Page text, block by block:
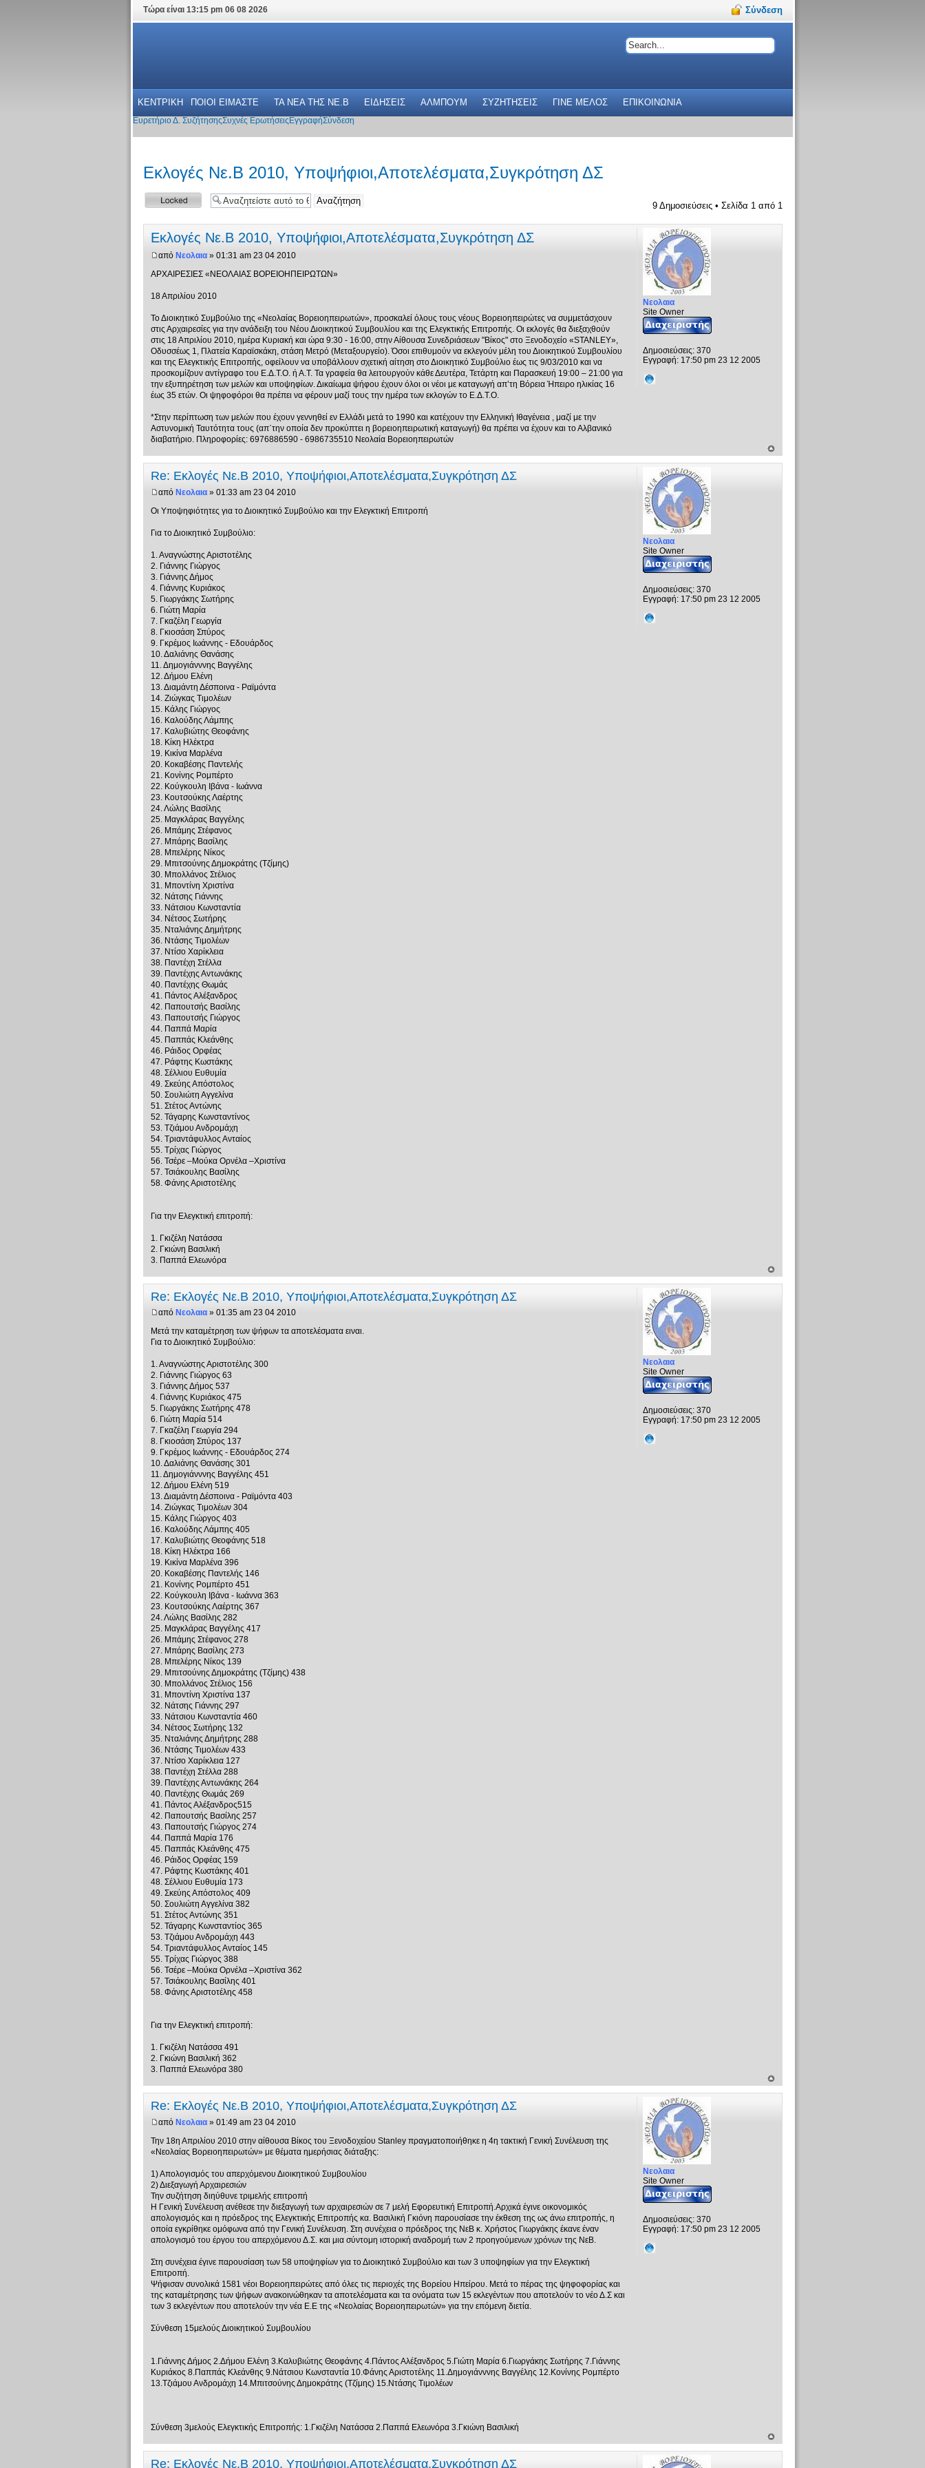
Τώρα είναι 13:15 pm 06 08 2026 Σύνδεση
ΚΕΝΤΡΙΚΗ ΠΟΙΟΙ ΕΙΜΑΣΤΕ ΤΑ ΝΕΑ THΣ NE.B ΕΙΔΗΣΕΙΣ ΑΛΜΠΟΥΜ ΣΥΖΗΤΗΣΕΙΣ ΓΙΝΕ ΜΕΛΟΣ ΕΠΙΚΟΙΝΩΝΙΑ
Ευρετήριο Δ. ΣυζήτησηςΣυχνές Ερωτήσεις ΕγγραφήΣύνδεση
Εκλογές Νε.Β 2010, Υποψήφιοι,Αποτελέσματα,Συγκρότηση ΔΣ
Το θέμα
κλειδώθηκε
9 Δημοσιεύσεις • Σελίδα 1από 1
Εκλογές Νε.Β 2010, Υποψήφιοι,Αποτελέσματα,Συγκρότηση ΔΣ
από Νεολαια» 01:31 am 23 04 2010
ΑΡΧΑΙΡΕΣΙΕΣ «ΝΕΟΛΑΙΑΣ ΒΟΡΕΙΟΗΠΕΙΡΩΤΩΝ»
18 Απριλίου 2010
Το Διοικητικό Συμβούλιο της «Νεολαίας Βορειοηπειρωτών», προσκαλεί όλους τους νέους Βορειοηπειρώτες να συμμετάσχουν
στις Αρχαιρεσίες για την ανάδειξη του Νέου Διοικητικού Συμβουλίου και της Ελεγκτικής Επιτροπής. Οι εκλογές θα διεξαχθούν
στις 18 Απριλίου 2010, ημέρα Κυριακή και ώρα 9:30 - 16:00, στην Αίθουσα Συνεδριάσεων "Βίκος" στο Ξενοδοχείο «STANLEY»,
Οδυσσέως 1, Πλατεία Καραϊσκάκη, στάση Μετρό (Μεταξουργείο). Όσοι επιθυμούν να εκλεγούν μέλη του Διοικητικού Συμβουλίου
και της Ελεγκτικής Επιτροπής, οφείλουν να υποβάλλουν σχετική αίτηση στο Διοικητικό Συμβούλιο έως τις 9/03/2010 και να
προσκομίζουν αντίγραφο του Ε.Δ.Τ.Ο. ή Α.Τ. Τα γραφεία θα λειτουργούν κάθε Δευτέρα, Τετάρτη και Παρασκευή 19:00 – 21:00 για
την εξυπηρέτηση των μελών και υποψηφίων. Δικαίωμα ψήφου έχουν όλοι οι νέοι με καταγωγή απ’τη Βόρεια Ήπειρο ηλικίας 16
έως 35 ετών. Οι ψηφοφόροι θα πρέπει να φέρουν μαζί τους την ημέρα των εκλογών το Ε.Δ.Τ.Ο.
*Στην περίπτωση των μελών που έχουν γεννηθεί εν Ελλάδι μετά το 1990 και κατέχουν την Ελληνική Ιθαγένεια , μαζί με την
Αστυνομική Ταυτότητα τους (απ΄την οποία δεν προκύπτει η βορειοηπειρωτική καταγωγή) θα πρέπει να έχουν και το Αλβανικό
διαβατήριο. Πληροφορίες: 6976886590 - 6986735510 Νεολαία Βορειοηπειρωτών
Νεολαια
Site Owner
Δημοσιεύσεις:370
Εγγραφή:17:50 pm 23 12 2005
Re: Εκλογές Νε.Β 2010, Υποψήφιοι,Αποτελέσματα,Συγκρότηση ΔΣ
από Νεολαια» 01:33 am 23 04 2010
Οι Υποψηφιότητες για το Διοικητικό Συμβούλιο και την Ελεγκτική Επιτροπή
Για το Διοικητικό Συμβούλιο:
1. Αναγνώστης Αριστοτέλης
2. Γιάννης Γιώργος
3. Γιάννης Δήμος
4. Γιάννης Κυριάκος
5. Γιωργάκης Σωτήρης
6. Γιώτη Μαρία
7. Γκαζέλη Γεωργία
8. Γκιοσάση Σπύρος
9. Γκρέμος Ιωάννης - Εδουάρδος
10. Δαλιάνης Θανάσης
11. Δημογιάνννης Βαγγέλης
12. Δήμου Ελένη
13. Διαμάντη Δέσποινα - Ραϊμόντα
14. Ζιώγκας Τιμολέων
15. Κάλης Γιώργος
16. Καλούδης Λάμπης
17. Καλυβιώτης Θεοφάνης
18. Κίκη Ηλέκτρα
19. Κικίνα Μαρλένα
20. Κοκαβέσης Παντελής
21. Κονίνης Ρομπέρτο
22. Κούγκουλη Ιβάνα - Ιωάννα
23. Κουτσούκης Λαέρτης
24. Λώλης Βασίλης
25. Μαγκλάρας Βαγγέλης
26. Μπάμης Στέφανος
27. Μπάρης Βασίλης
28. Μπελέρης Νίκος
29. Μπιτσούνης Δημοκράτης (Τζίμης)
30. Μπολλάνος Στέλιος
31. Μποντίνη Χριστίνα
32. Νάτσης Γιάννης
33. Νάτσιου Κωνσταντία
34. Νέτσος Σωτήρης
35. Νταλιάνης Δημήτρης
36. Ντάσης Τιμολέων
37. Ντίσο Χαρίκλεια
38. Παντέχη Στέλλα
39. Παντέχης Αντωνάκης
40. Παντέχης Θωμάς
41. Πάντος Αλέξανδρος
42. Παπουτσής Βασίλης
43. Παπουτσής Γιώργος
44. Παππά Μαρία
45. Παππάς Κλεάνθης
46. Ράιδος Ορφέας
47. Ράφτης Κωστάκης
48. Σέλλιου Ευθυμία
49. Σκεύης Απόστολος
50. Σουλιώτη Αγγελίνα
51. Στέτος Αντώνης
52. Τάγαρης Κωνσταντίνος
53. Τζιάμου Ανδρομάχη
54. Τριαντάφυλλος Ανταίος
55. Τρίχας Γιώργος
56. Τσέρε –Μούκα Ορνέλα –Χριστίνα
57. Τσιάκουλης Βασίλης
58. Φάνης Αριστοτέλης
Για την Ελεγκτική επιτροπή:
1. Γκιζέλη Νατάσσα
2. Γκιώνη Βασιλική
3. Παππά Ελεωνόρα
Νεολαια
Site Owner
Δημοσιεύσεις:370
Εγγραφή:17:50 pm 23 12 2005
Re: Εκλογές Νε.Β 2010, Υποψήφιοι,Αποτελέσματα,Συγκρότηση ΔΣ
από Νεολαια» 01:35 am 23 04 2010
Μετά την καταμέτρηση των ψήφων τα αποτελέσματα ειναι.
Για το Διοικητικό Συμβούλιο:
1. Αναγνώστης Αριστοτέλης 300
2. Γιάννης Γιώργος 63
3. Γιάννης Δήμος 537
4. Γιάννης Κυριάκος 475
5. Γιωργάκης Σωτήρης 478
6. Γιώτη Μαρία 514
7. Γκαζέλη Γεωργία 294
8. Γκιοσάση Σπύρος 137
9. Γκρέμος Ιωάννης - Εδουάρδος 274
10. Δαλιάνης Θανάσης 301
11. Δημογιάνννης Βαγγέλης 451
12. Δήμου Ελένη 519
13. Διαμάντη Δέσποινα - Ραϊμόντα 403
14. Ζιώγκας Τιμολέων 304
15. Κάλης Γιώργος 403
16. Καλούδης Λάμπης 405
17. Καλυβιώτης Θεοφάνης 518
18. Κίκη Ηλέκτρα 166
19. Κικίνα Μαρλένα 396
20. Κοκαβέσης Παντελής 146
21. Κονίνης Ρομπέρτο 451
22. Κούγκουλη Ιβάνα - Ιωάννα 363
23. Κουτσούκης Λαέρτης 367
24. Λώλης Βασίλης 282
25. Μαγκλάρας Βαγγέλης 417
26. Μπάμης Στέφανος 278
27. Μπάρης Βασίλης 273
28. Μπελέρης Νίκος 139
29. Μπιτσούνης Δημοκράτης (Τζίμης) 438
30. Μπολλάνος Στέλιος 156
31. Μποντίνη Χριστίνα 137
32. Νάτσης Γιάννης 297
33. Νάτσιου Κωνσταντία 460
34. Νέτσος Σωτήρης 132
35. Νταλιάνης Δημήτρης 288
36. Ντάσης Τιμολέων 433
37. Ντίσο Χαρίκλεια 127
38. Παντέχη Στέλλα 288
39. Παντέχης Αντωνάκης 264
40. Παντέχης Θωμάς 269
41. Πάντος Αλέξανδρος515
42. Παπουτσής Βασίλης 257
43. Παπουτσής Γιώργος 274
44. Παππά Μαρία 176
45. Παππάς Κλεάνθης 475
46. Ράιδος Ορφέας 159
47. Ράφτης Κωστάκης 401
48. Σέλλιου Ευθυμία 173
49. Σκεύης Απόστολος 409
50. Σουλιώτη Αγγελίνα 382
51. Στέτος Αντώνης 351
52. Τάγαρης Κωνσταντίος 365
53. Τζιάμου Ανδρομάχη 443
54. Τριαντάφυλλος Ανταίος 145
55. Τρίχας Γιώργος 388
56. Τσέρε –Μούκα Ορνέλα –Χριστίνα 362
57. Τσιάκουλης Βασίλης 401
58. Φάνης Αριστοτέλης 458
Για την Ελεγκτική επιτροπή:
1. Γκιζέλη Νατάσσα 491
2. Γκιώνη Βασιλική 362
3. Παππά Ελεωνόρα 380
Νεολαια
Site Owner
Δημοσιεύσεις:370
Εγγραφή:17:50 pm 23 12 2005
Re: Εκλογές Νε.Β 2010, Υποψήφιοι,Αποτελέσματα,Συγκρότηση ΔΣ
από Νεολαια» 01:49 am 23 04 2010
Την 18η Απριλίου 2010 στην αίθουσα Βίκος του Ξενοδοχείου Stanley πραγματοποιήθηκε η 4η τακτική Γενική Συνέλευση της
«Νεολαίας Βορειοηπειρωτών» με θέματα ημερήσιας διάταξης:
1) Απολογισμός του απερχόμενου Διοικητικού Συμβουλίου
2) Διεξαγωγή Αρχαιρεσιών
Την συζήτηση διηύθυνε τριμελής επιτροπή
Η Γενική Συνέλευση ανέθεσε την διεξαγωγή των αρχαιρεσιών σε 7 μελή Εφορευτική Επιτροπή.Αρχικά έγινε οικονομικός
απολογισμός και η πρόεδρος της Ελεγκτικής Επιτροπής κα. Βασιλική Γκιόνη παρουσίασε την έκθεση της ως άνω επιτροπής, η
οποία εγκρίθηκε ομόφωνα από την Γενική Συνέλευση. Στη συνέχεια ο πρόεδρος της ΝεΒ κ. Χρήστος Γιωργάκης έκανε έναν
απολογισμό του έργου του απερχόμενου Δ.Σ. και μια σύντομη ιστορική αναδρομή των 2 προηγούμενων χρόνων της ΝεΒ.
Στη συνέχεια έγινε παρουσίαση των 58 υποψηφίων για το Διοικητικό Συμβούλιο και των 3 υποψηφίων για την Ελεγκτική
Επιτροπή.
Ψήφισαν συνολικά 1581 νέοι Βορειοηπειρώτες από όλες τις περιοχές της Βορείου Ηπείρου. Μετά το πέρας της ψηφοφορίας και
της καταμέτρησης των ψήφων ανακοινώθηκαν τα αποτελέσματα και τα ονόματα των 15 εκλεγέντων που αποτελούν το νέο Δ.Σ και
των 3 εκλεγέντων που αποτελούν την νέα Ε.Ε της «Νεολαίας Βορειοηπειρωτών» για την επόμενη διετία.
Σύνθεση 15μελούς Διοικητικού Συμβουλίου
1.Γιάννης Δήμος 2.Δήμου Ελένη 3.Καλυβιώτης Θεοφάνης 4.Πάντος Αλέξανδρος 5.Γιώτη Μαρία 6.Γιωργάκης Σωτήρης 7.Γιάννης
Κυριάκος 8.Παππάς Κλεάνθης 9.Νάτσιου Κωνσταντία 10.Φάνης Αριστοτέλης 11.Δημογιάνννης Βαγγέλης 12.Κονίνης Ρομπέρτο
13.Τζιάμου Ανδρομάχη 14.Μπιτσούνης Δημοκράτης (Τζίμης) 15.Ντάσης Τιμολέων
Σύνθεση 3μελούς Ελεγκτικής Επιτροπής: 1.Γκιζέλη Νατάσσα 2.Παππά Ελεωνόρα 3.Γκιώνη Βασιλική
Νεολαια
Site Owner
Δημοσιεύσεις:370
Εγγραφή:17:50 pm 23 12 2005
Re: Εκλογές Νε.Β 2010, Υποψήφιοι,Αποτελέσματα,Συγκρότηση ΔΣ